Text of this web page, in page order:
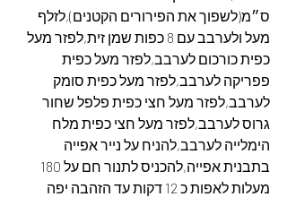
ס״מ(לשפוך את הפירורים הקטנים),לזלף
מעל ולערבב עם 8 כפות שמן זית,לפזר מעל
כפית כורכום לערבב,לפזר מעל כפית
פפריקה לערבב,לפזר מעל כפית סומק
לערבב,לפזר מעל חצי כפית פלפל שחור
גרוס לערבב,לפזר מעל חצי כפית מלח
הימלייה לערבב,להניח על נייר אפייה
מעלות לאפות כ 12 דקות עד הזהבה יפה